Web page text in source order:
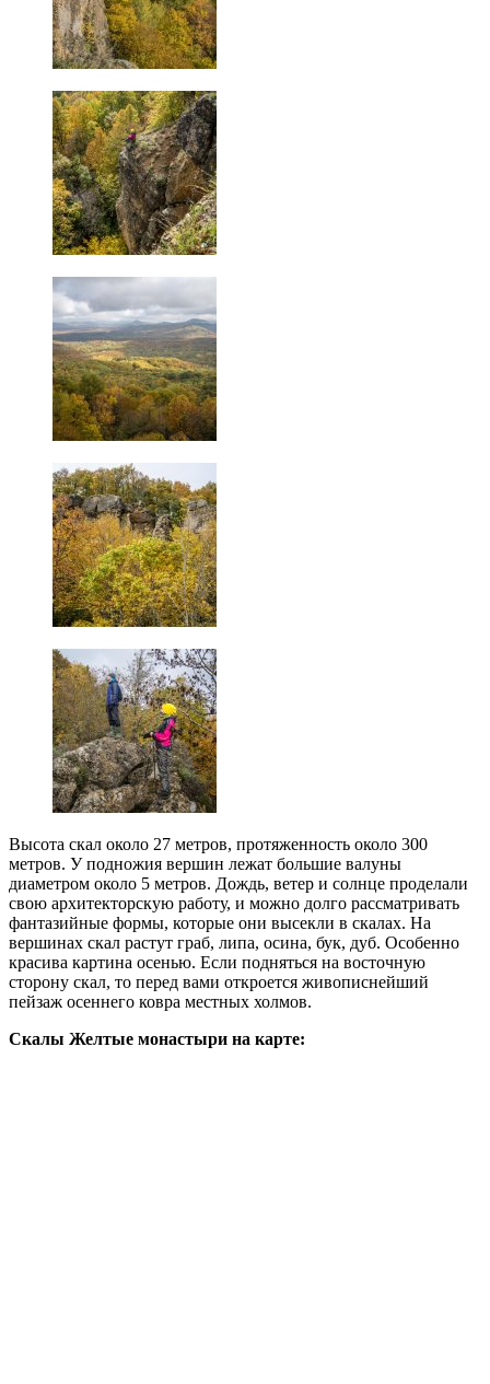
Высота скал около 27 метров, протяженность около 300
метров. У подножия вершин лежат большие валуны
диаметром около 5 метров. Дождь, ветер и солнце проделали
свою архитекторскую работу, и можно долго рассматривать
фантазийные формы, которые они высекли в скалах. На
вершинах скал растут граб, липа, осина, бук, дуб. Особенно
красива картина осенью. Если подняться на восточную
сторону скал, то перед вами откроется живописнейший
пейзаж осеннего ковра местных холмов.
Скалы Желтые монастыри на карте: